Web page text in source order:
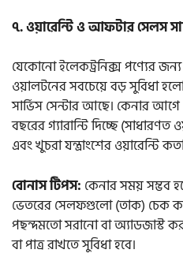
৭. ওয়ারেন্টি ও আফটার সেলস
যেকোনো ইলেকট্রনিক্স পণ্যের জন্য
ওয়ালটনের সবচেয়ে বড় সুবিধা
সার্ভিস সেন্টার আছে। কেনার
বছরের গ্যারান্টি দিচ্ছে
এবং খুচরা যন্ত্রাংশের ওয়ারেন্টি
বোনাস টিপস: কেনার সময় সম্ভব
ভেতরের সেলফগুলো (তাক) চেক
পছন্দমতো সরানো বা অ্যাডজাস্ট
বা পাত্র রাখতে সুবিধা হবে।